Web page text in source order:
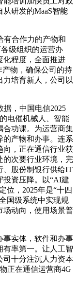
研发的MaaS智能
合作力的产物和
级组织的运营办
化程度，全面推进
物，确保公司的持
力培育新人，公司以
，中国电信2025
电催机械人、智能
合功课。为运营商集
的产物和办事。连系
向，正在通信行业获
的次要行业环境，完
、股份制银行供给IT
投资压降。以“AI建
位，2025年是“十四
国级系统中实现规
场动向，使用场景普
实体，软件和办事
有率第一。让人工智
司十分注沉人力资本
正在通信运营商4G